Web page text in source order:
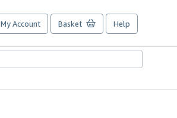
My Account Basket Help